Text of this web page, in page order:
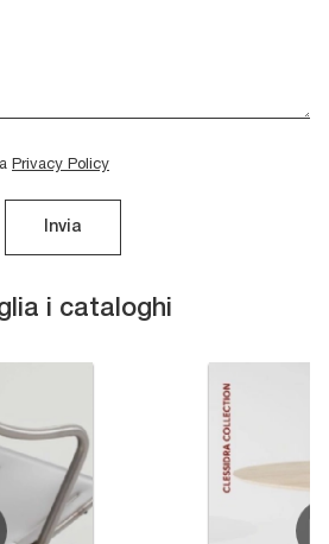
i cataloghi
Privacy Policy
Invia